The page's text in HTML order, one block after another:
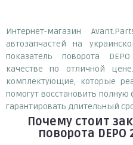
Интернет-магазин
автозапчастей на
показатель поворота
качестве по отличной
комплектующие, которые
помогут восстановить
гарантировать длительный
Почему стоит
поворота DEPO